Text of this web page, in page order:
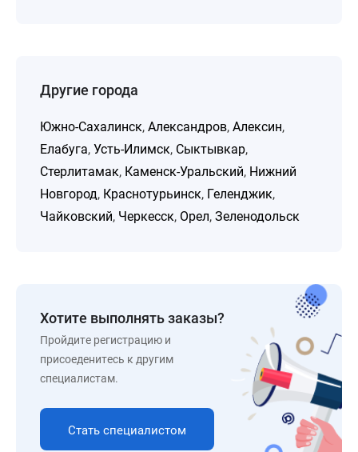
Другие города
Южно-Сахалинск, Александров, Алексин,
Елабуга, Усть-Илимск, Сыктывкар,
Стерлитамак, Каменск-Уральский, Нижний
Новгород, Краснотурьинск, Геленджик,
Чайковский, Черкесск, Орел, Зеленодольск
Хотите выполнять заказы?
Пройдите регистрацию и
присоеденитесь к другим
специалистам.
Стать специалистом